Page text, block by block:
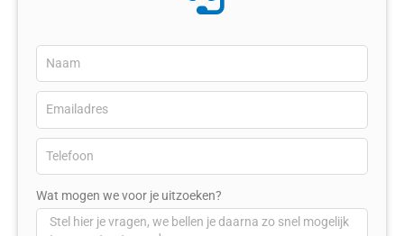
Wat mogen we voor je uitzoeken?